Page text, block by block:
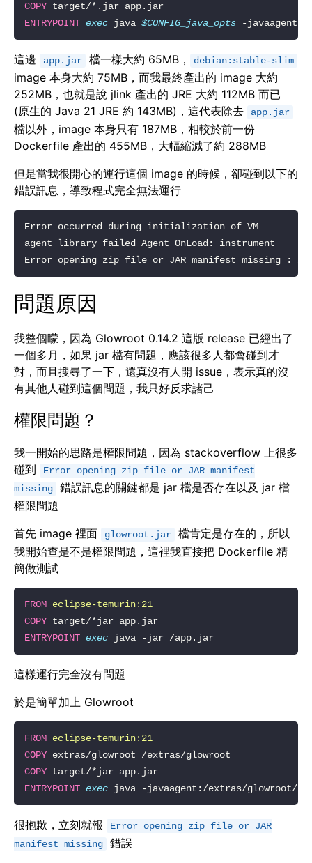
COPY
ENTRYPOINT exec java $CONFIG_java_opts -javaagent:/
這邊 app.jar 檔一樣大約 65MB， debian:stable-slim
image 本身大約 75MB，而我最終產出的 image 大約
252MB，也就是說 jlink 產出的 JRE 大約 112MB 而已
(原生的 Java 21 JRE 約 143MB)，這代表除去
app.jar
檔以外，image 本身只有 187MB，相較於前一份
Dockerfile 產出的 455MB，大幅縮減了約 288MB
但是當我很開心的運行這個 image 的時候，卻碰到以下的
錯誤訊息，導致程式完全無法運行
問題原因
我整個矇，因為 Glowroot 0.14.2 這版 release 已經出了
一個多月，如果 jar 檔有問題，應該很多人都會碰到才
對，而且搜尋了一下，還真沒有人開 issue，表示真的沒
有其他人碰到這個問題，我只好反求諸己
權限問題？
我一開始的思路是權限問題，因為 stackoverflow 上很多
碰到
Error opening zip file or JAR manifest
missing
錯誤訊息的關鍵都是 jar 檔是否存在以及 jar 檔
權限問題
首先 image 裡面
glowroot.jar
檔肯定是存在的，所以
我開始查是不是權限問題，這裡我直接把 Dockerfile 精
簡做測試
FROM eclipse-temurin:21
COPY
ENTRYPOINT exec
這樣運行完全沒有問題
於是簡單加上 Glowroot
FROM eclipse-temurin:21
COPY
COPY
ENTRYPOINT exec java -javaagent:/extras/glowroot/
很抱歉，立刻就報
Error opening zip file or JAR
manifest missing
錯誤